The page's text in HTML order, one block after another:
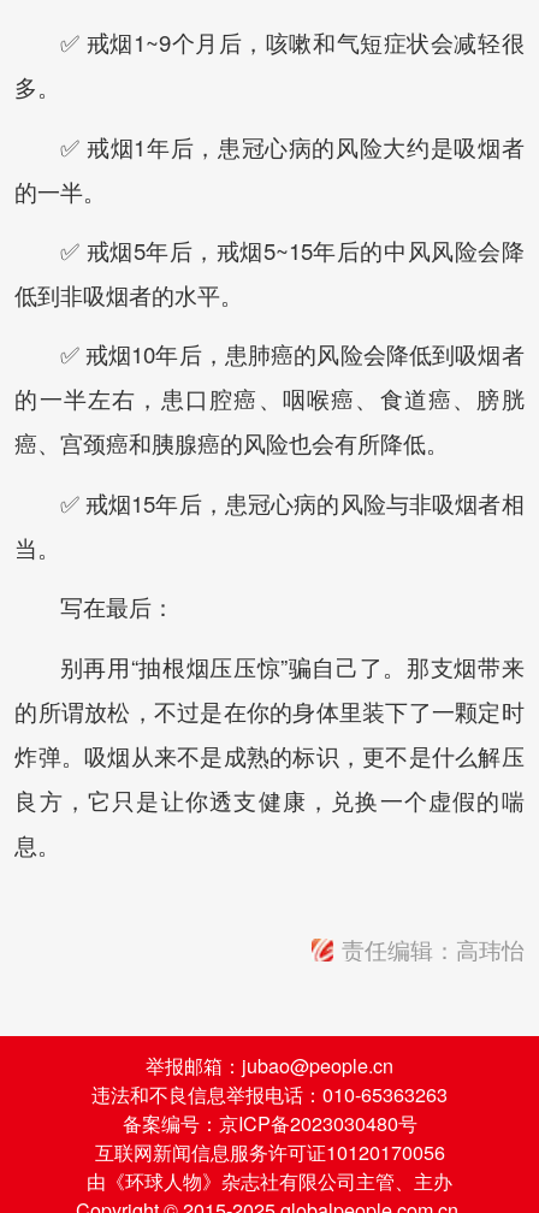
✅ 戒烟1~9个月后，咳嗽和气短症状会减轻很
多。
✅ 戒烟1年后，患冠心病的风险大约是吸烟者
的一半。
✅ 戒烟5年后，戒烟5~15年后的中风风险会降
低到非吸烟者的水平。
✅ 戒烟10年后，患肺癌的风险会降低到吸烟者
的一半左右，患口腔癌、咽喉癌、食道癌、膀胱
癌、宫颈癌和胰腺癌的风险也会有所降低。
✅ 戒烟15年后，患冠心病的风险与非吸烟者相
当。
写在最后：
别再用“抽根烟压压惊”骗自己了。那支烟带来
的所谓放松，不过是在你的身体里装下了一颗定时
炸弹。吸烟从来不是成熟的标识，更不是什么解压
良方，它只是让你透支健康，兑换一个虚假的喘
息。
责任编辑：高玮怡
举报邮箱：jubao@people.cn
违法和不良信息举报电话：010-65363263
备案编号：京ICP备2023030480号
互联网新闻信息服务许可证10120170056
由《环球人物》杂志社有限公司主管、主办